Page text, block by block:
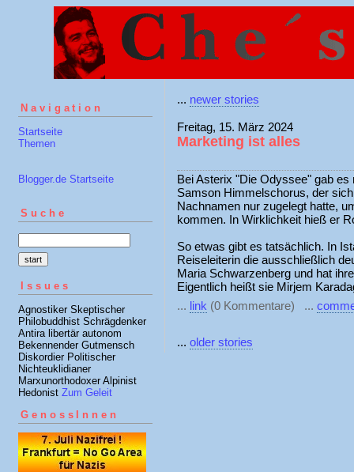
Navigation
Startseite
Themen
Blogger.de Startseite
Suche
Issues
Agnostiker Skeptischer
Philobuddhist Schrägdenker
Antira libertär autonom
Bekennender Gutmensch
Diskordier Politischer
Nichteuklidianer
Marxunorthodoxer Alpinist
Hedonist Zum Geleit
GenossInnen
... newer stories
Freitag, 15. März 2024
Marketing ist alles
Bei Asterix "Die Odyssee" gab
Samson Himmelschorus, der
Nachnamen nur zugelegt hatte,
kommen. In Wirklichkeit hieß er
So etwas gibt es tatsächlich. In
Reiseleiterin die ausschließlich
Maria Schwarzenberg und hat
Eigentlich heißt sie Mirjem
... link (0 Kommentare) ...
... older stories